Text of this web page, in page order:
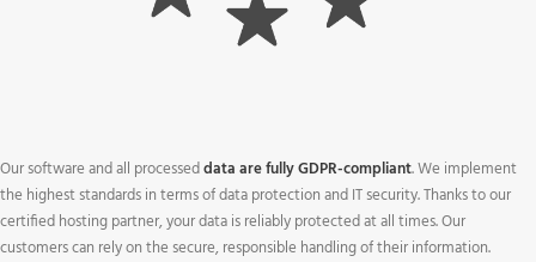
Our software and all processeddata are fully GDPR-compliant. We implement
the highest standards in terms of data protection and IT security. Thanks to our
certified hosting partner, your data is reliably protected at all times. Our
customers can rely on the secure, responsible handling of their information.